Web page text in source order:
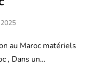
au Maroc matériels
, Dans un…